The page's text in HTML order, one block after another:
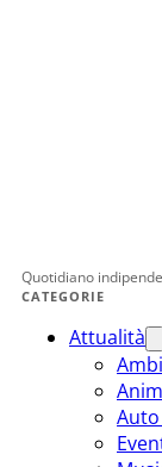
Quotidiano
CATEGORIE
Attualità